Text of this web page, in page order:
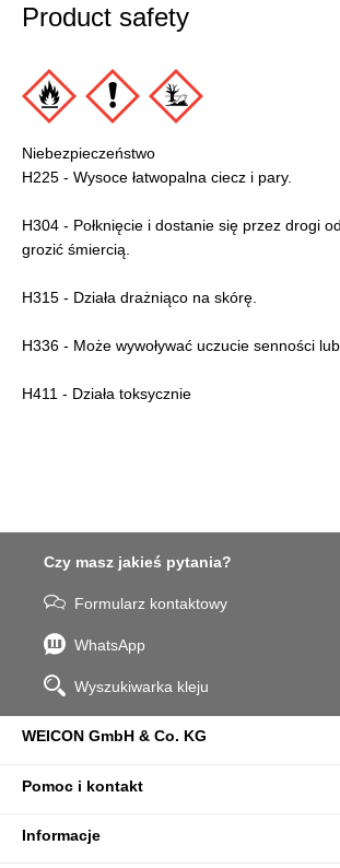
Product safety
Niebezpieczeństwo
H225 - Wysoce łatwopalna ciecz i pary.
H304 - Połknięcie i dostanie się przez drogi
grozić śmiercią.
H315 - Działa drażniąco na skórę.
H336 - Może wywoływać uczucie senności lub
H411 - Działa toksycznie
Czy masz jakieś pytania?
Formularz kontaktowy
WhatsApp
Wyszukiwarka kleju
WEICON GmbH & Co. KG
Pomoc i kontakt
Informacje